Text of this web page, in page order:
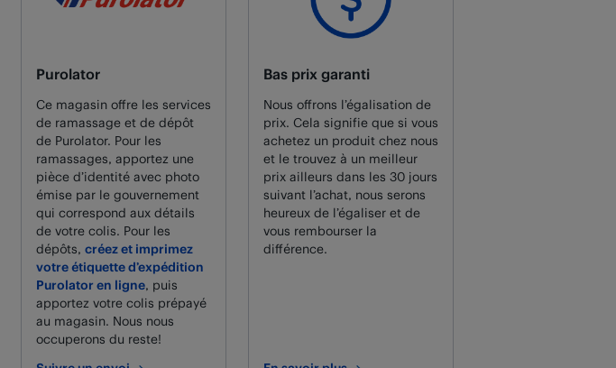
Purolator
Ce magasin offre les services
de ramassage et de dépôt
de Purolator. Pour les
ramassages, apportez une
pièce d’identité avec photo
émise par le gouvernement
qui correspond aux détails
de votre colis. Pour les
dépôts, créez et imprimez
votre étiquette d’expédition
Purolator en ligne, puis
apportez votre colis prépayé
au magasin. Nous nous
occuperons du reste!
Bas prix garanti
Nous offrons l’égalisation de
prix. Cela signifie que si vous
achetez un produit chez nous
et le trouvez à un meilleur
prix ailleurs dans les 30 jours
suivant l’achat, nous serons
heureux de l’égaliser et de
vous rembourser la
différence.